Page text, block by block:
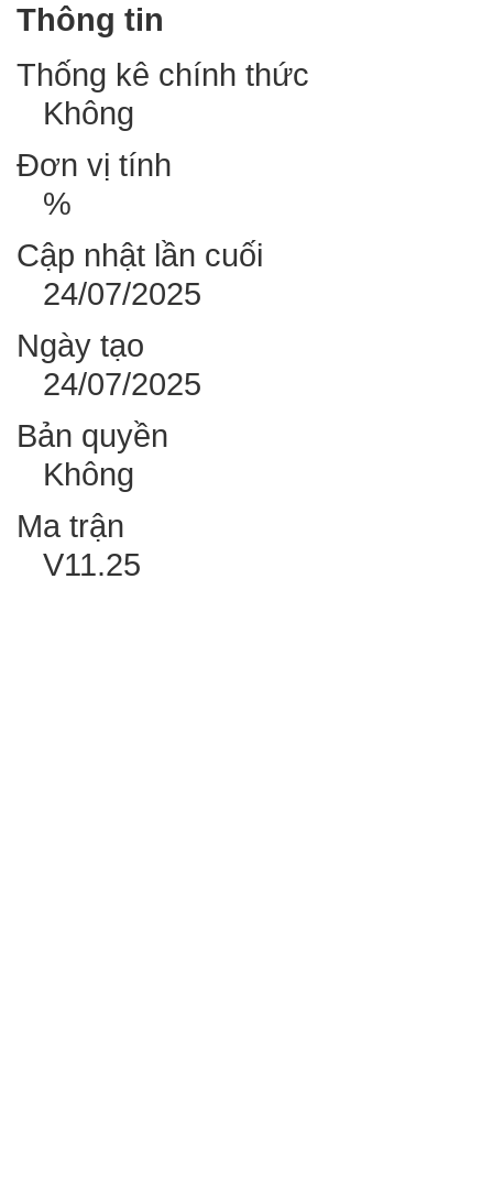
Thông tin
Thống kê chính thức
Không
Đơn vị tính
%
Cập nhật lần cuối
24/07/2025
Ngày tạo
24/07/2025
Bản quyền
Không
Ma trận
V11.25